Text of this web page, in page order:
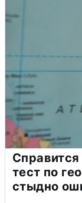
тест по
стыдно